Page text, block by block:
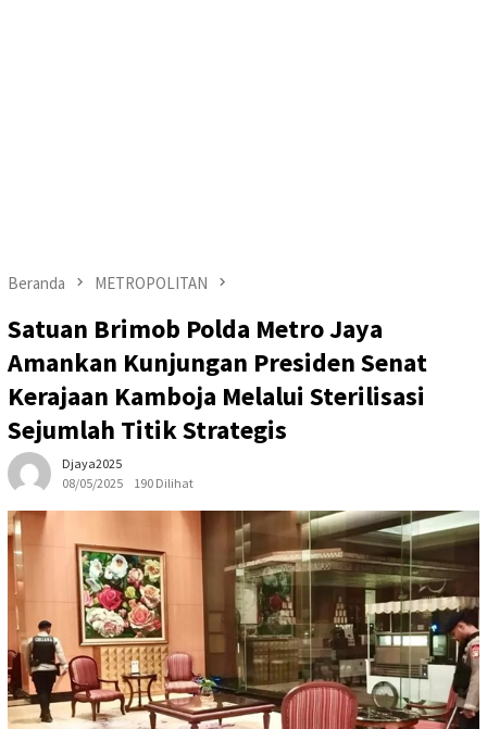
Beranda METROPOLITAN
Satuan Brimob Polda Metro Jaya
Amankan Kunjungan Presiden Senat
Kerajaan Kamboja Melalui Sterilisasi
Sejumlah Titik Strategis
Djaya2025
08/05/2025
190 Dilihat